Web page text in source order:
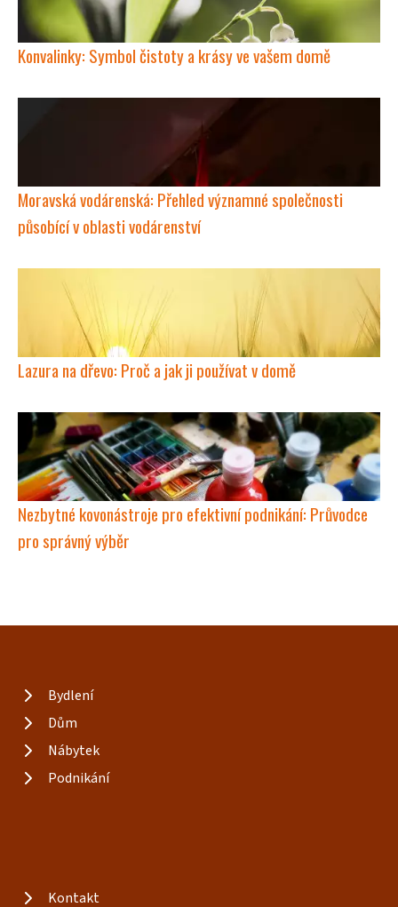
Konvalinky: Symbol čistoty a krásy ve vašem domě
Moravská vodárenská: Přehled významné společnosti
působící v oblasti vodárenství
Lazura na dřevo: Proč a jak ji používat v domě
Nezbytné kovonástroje pro efektivní podnikání: Průvodce
pro správný výběr
Bydlení
Dům
Nábytek
Podnikání
Kontakt